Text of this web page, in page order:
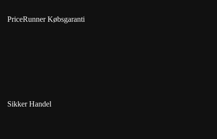
PriceRunner Købsgaranti
Sikker Handel